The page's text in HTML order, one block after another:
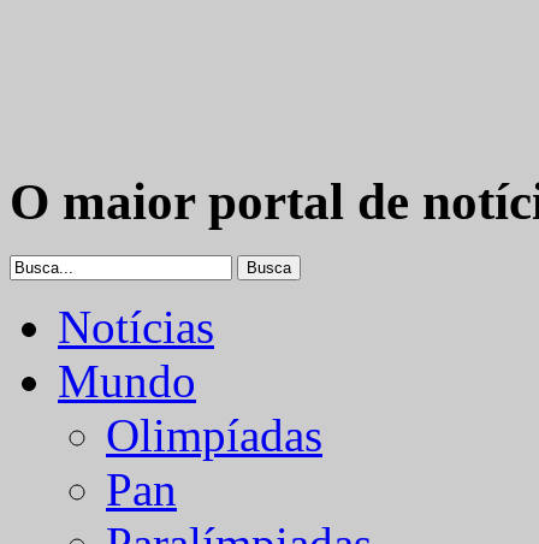
O maior portal de
Notícias
Mundo
Olimpíadas
Pan